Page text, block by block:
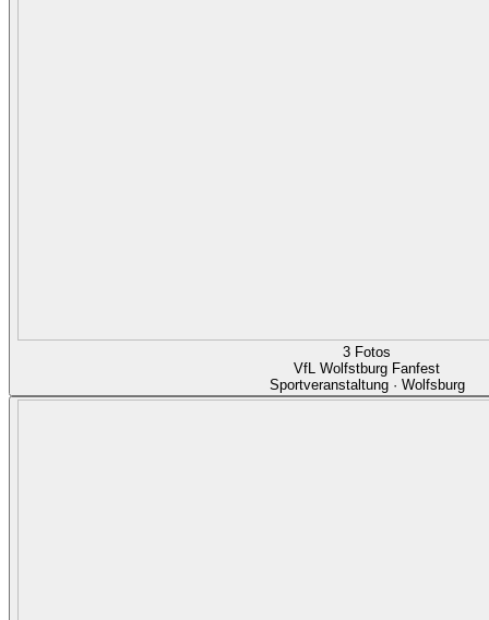
3 Fotos
VfL Wolfstburg Fanfest
Sportveranstaltung · Wolfsburg